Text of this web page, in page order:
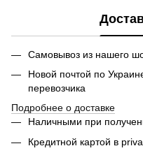
Самовывоз из нашего
Новой почтой по
перевозчика
Подробнее о доставке
Наличными при
Кредитной картой в